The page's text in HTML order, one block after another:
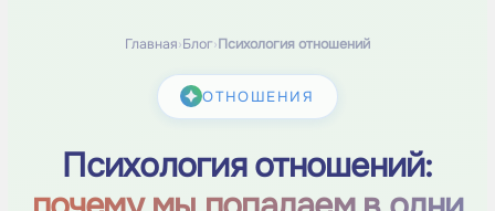
Главная›Блог›Психология отношений
ОТНОШЕНИЯ
Психология отношений: